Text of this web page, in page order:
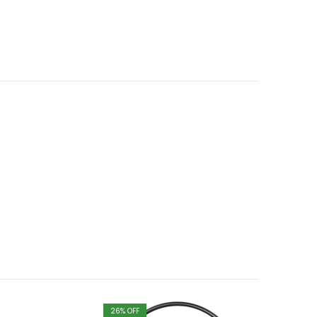
26% OFF